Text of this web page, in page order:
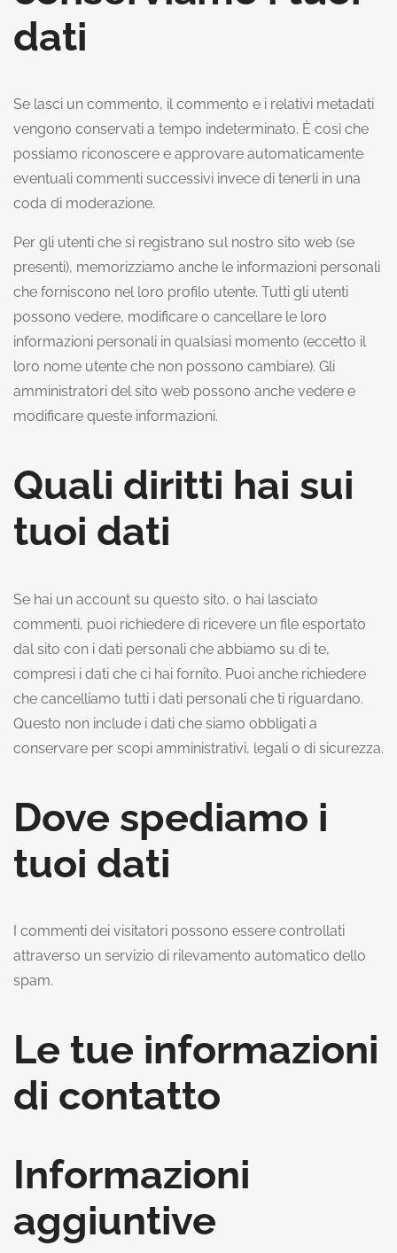
dati
Se lasci un commento, il commento e i relativi metadati
vengono conservati a tempo indeterminato. È così che
possiamo riconoscere e approvare automaticamente
eventuali commenti successivi invece di tenerli in una
coda di moderazione.
Per gli utenti che si registrano sul nostro sito web (se
presenti), memorizziamo anche le informazioni personali
che forniscono nel loro profilo utente. Tutti gli utenti
possono vedere, modificare o cancellare le loro
informazioni personali in qualsiasi momento (eccetto il
loro nome utente che non possono cambiare). Gli
amministratori del sito web possono anche vedere e
modificare queste informazioni.
Quali diritti hai sui
tuoi dati
Se hai un account su questo sito, o hai lasciato
commenti, puoi richiedere di ricevere un file esportato
dal sito con i dati personali che abbiamo su di te,
compresi i dati che ci hai fornito. Puoi anche richiedere
che cancelliamo tutti i dati personali che ti riguardano.
Questo non include i dati che siamo obbligati a
conservare per scopi amministrativi, legali o di sicurezza.
Dove spediamo i
tuoi dati
I commenti dei visitatori possono essere controllati
attraverso un servizio di rilevamento automatico dello
spam.
Le tue informazioni
di contatto
Informazioni
aggiuntive